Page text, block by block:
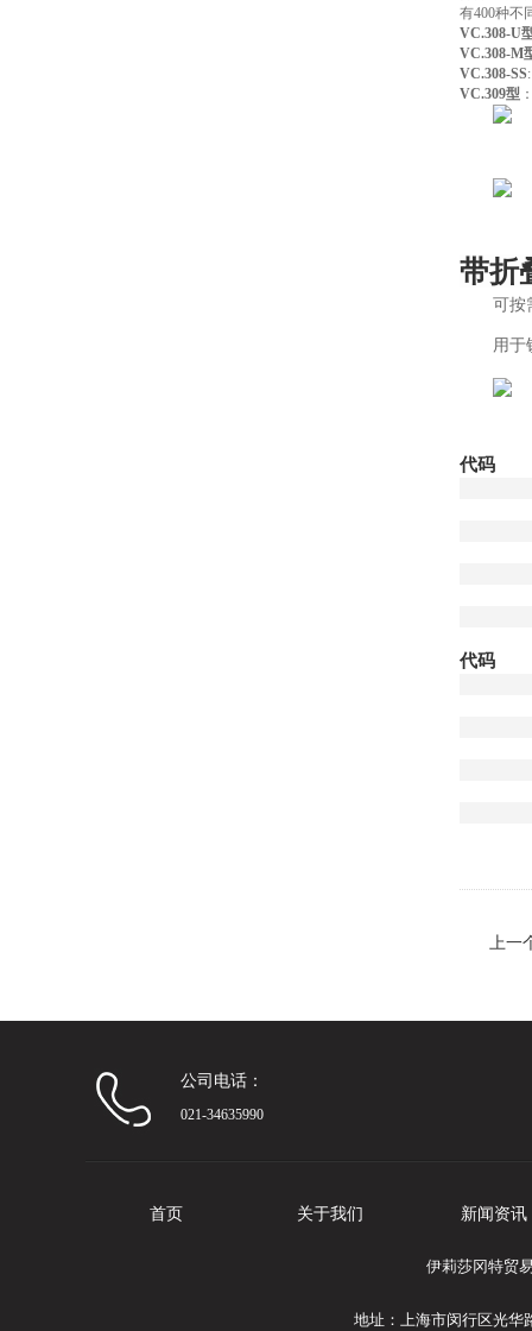
有400种不
VC.308-U
VC.308-M
VC.308-SS
VC.309型
带折
可按
用于
代码
代码
上一
公司电话：
021-34635990
首页 关于我们 新闻资讯
伊莉莎冈特贸
地址：上海市闵行区光